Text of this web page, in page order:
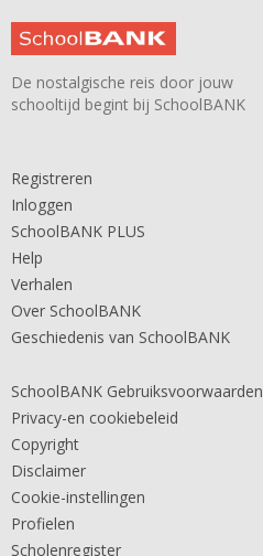
De nostalgische reis door jouw
schooltijd begint bij SchoolBANK
Registreren
Inloggen
SchoolBANK PLUS
Help
Verhalen
Over SchoolBANK
Geschiedenis van SchoolBANK
SchoolBANK Gebruiksvoorwaarden
Privacy-en cookiebeleid
Copyright
Disclaimer
Cookie-instellingen
Profielen
Scholenregister